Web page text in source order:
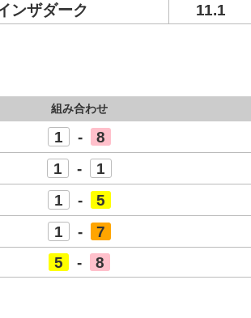
ンザダーク 11.1
組み合わせ
1 - 8
1 - 1
1 - 5
1 - 7
5 - 8